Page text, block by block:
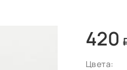
420
Цвета: